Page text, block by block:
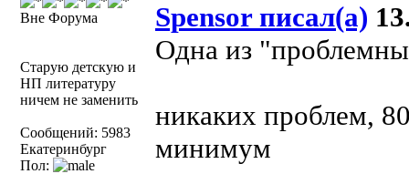
Вне Форума
Старую детскую и
НП литературу
ничем не заменить
Сообщений: 5983
Екатеринбург
Пол:
Spensor писал(а)
Одна из
никаких проблем,
минимум